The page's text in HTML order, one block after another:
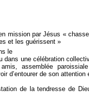
mission par Jésus «
et les guérissent »
le
dans une célébration
assemblée
d’entourer de son attention
de la tendresse de